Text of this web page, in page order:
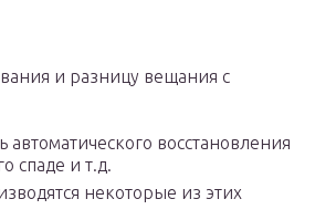
и разницу вещания с
автоматического восстановления
спаде и т.д.
некоторые из этих